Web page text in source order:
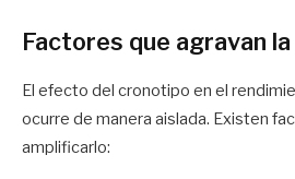
Factores que agravan
El efecto del cronotipo en el
ocurre de manera aislada. Existen
amplificarlo: